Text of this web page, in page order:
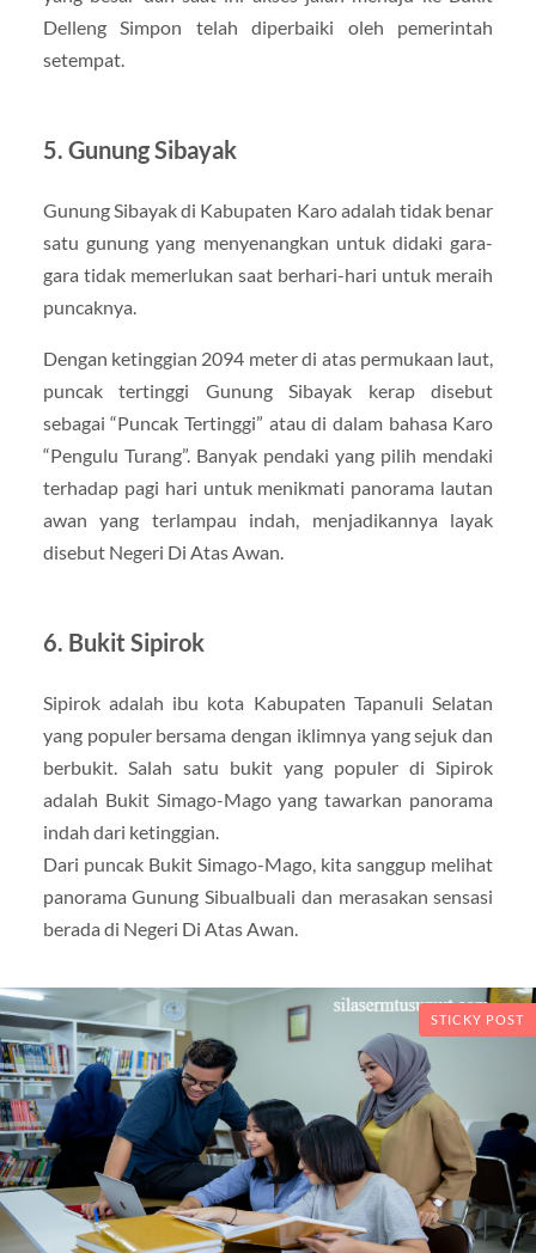
Delleng Simpon telah diperbaiki oleh pemerintah
setempat.
5. Gunung Sibayak
Gunung Sibayak di Kabupaten Karo adalah tidak benar
satu gunung yang menyenangkan untuk didaki gara-
gara tidak memerlukan saat berhari-hari untuk meraih
puncaknya.
Dengan ketinggian 2094 meter di atas permukaan laut,
puncak tertinggi Gunung Sibayak kerap disebut
sebagai “Puncak Tertinggi” atau di dalam bahasa Karo
“Pengulu Turang”. Banyak pendaki yang pilih mendaki
terhadap pagi hari untuk menikmati panorama lautan
awan yang terlampau indah, menjadikannya layak
disebut Negeri Di Atas Awan.
6. Bukit Sipirok
Sipirok adalah ibu kota Kabupaten Tapanuli Selatan
yang populer bersama dengan iklimnya yang sejuk dan
berbukit. Salah satu bukit yang populer di Sipirok
adalah Bukit Simago-Mago yang tawarkan panorama
indah dari ketinggian.
Dari puncak Bukit Simago-Mago, kita sanggup melihat
panorama Gunung Sibualbuali dan merasakan sensasi
berada di Negeri Di Atas Awan.
STICKY POST